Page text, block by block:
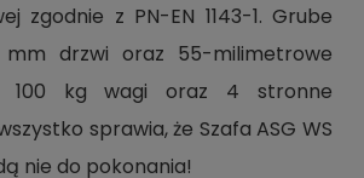
zgodnie z PN-EN 1143-1. Grube
drzwi oraz 55-milimetrowe
100 kg wagi oraz 4 stronne
sprawia, że Szafa ASG WS
nie do pokonania!